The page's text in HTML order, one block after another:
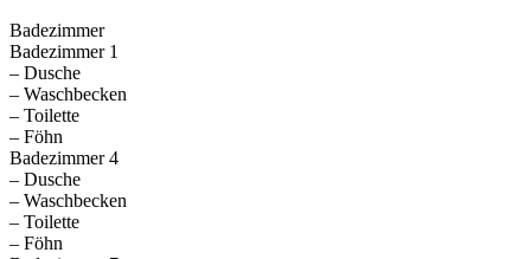
Badezimmer
Badezimmer 1
– Dusche
– Waschbecken
– Toilette
– Föhn
Badezimmer 4
– Dusche
– Waschbecken
– Toilette
– Föhn